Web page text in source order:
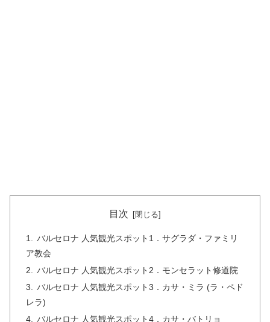
目次
バルセロナ 人気観光スポット1．サグラダ・ファミリ
ア教会
バルセロナ 人気観光スポット2．モンセラット修道院
バルセロナ 人気観光スポット3．カサ・ミラ (ラ・ペド
レラ)
バルセロナ 人気観光スポット4．カサ・バトリョ